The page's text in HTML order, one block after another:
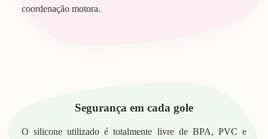
coordenação motora.
Segurança em cada gole
O silicone utilizado é totalmente livre de BPA, PVC e